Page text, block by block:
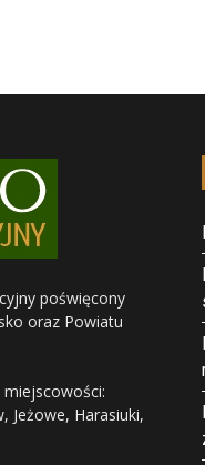
poświęcony
oraz Powiatu
Jeżowe, Harasiuki,